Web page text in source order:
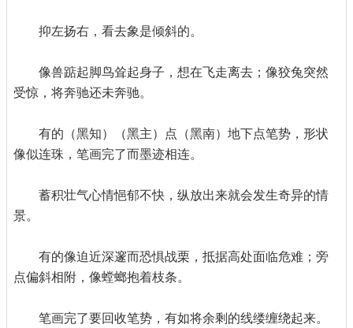
抑左扬右，看去象是倾斜的。
像兽踮起脚鸟耸起身子，想在飞走离去；像狡兔突然
受惊，将奔驰还未奔驰。
有的（黑知）（黑主）点（黑南）地下点笔势，形状
像似连珠，笔画完了而墨迹相连。
蓄积壮气心情悒郁不快，纵放出来就会发生奇异的情
景。
有的像迫近深邃而恐惧战栗，抵据高处面临危难；旁
点偏斜相附，像螳螂抱着枝条。
笔画完了要回收笔势，有如将余剩的线缕缠绕起来。